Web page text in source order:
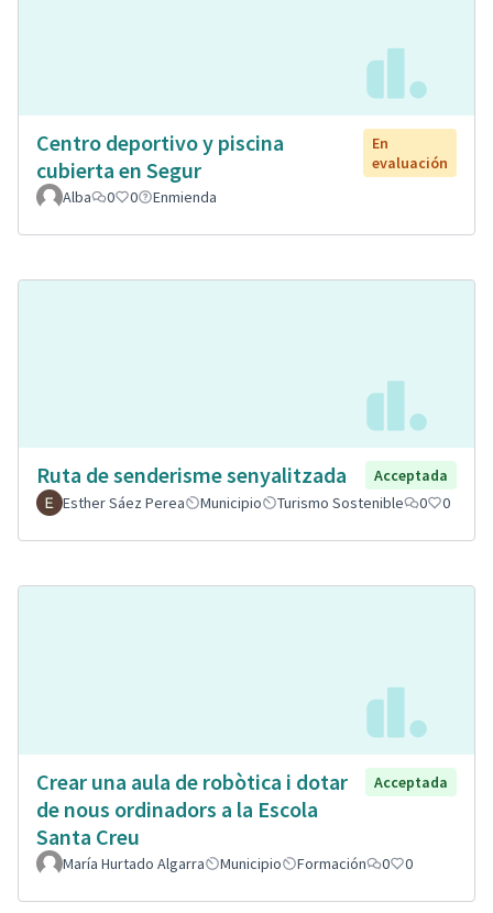
Centro deportivo y piscina
cubierta en Segur
En
evaluación
Alba
0 0 Enmienda
Ruta de senderisme senyalitzada
Acceptada
Esther Sáez Perea
Municipio Turismo Sostenible 0 0
Crear una aula de robòtica i dotar
de nous ordinadors a la Escola
Santa Creu
Acceptada
María Hurtado Algarra Municipio Formación 0 0